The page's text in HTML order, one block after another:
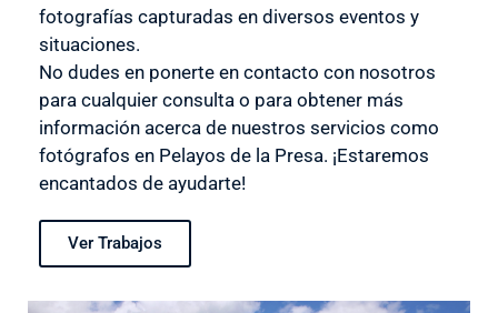
fotografías capturadas en diversos eventos y
situaciones.
No dudes en ponerte en contacto con nosotros
para cualquier consulta o para obtener más
información acerca de nuestros servicios como
fotógrafos en Pelayos de la Presa. ¡Estaremos
encantados de ayudarte!
Ver Trabajos